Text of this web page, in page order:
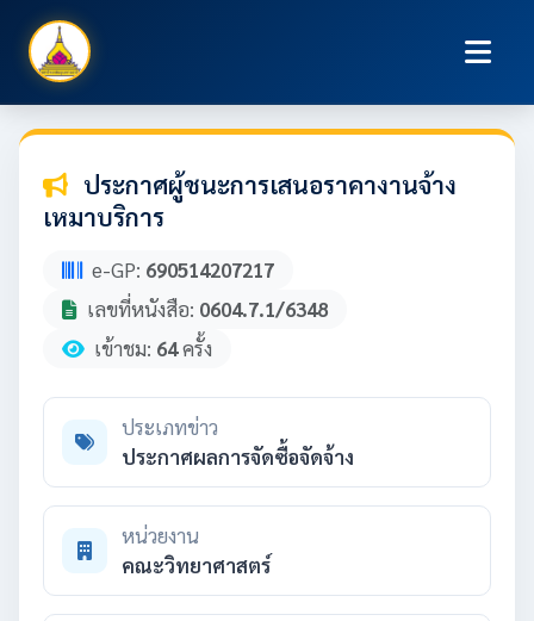
ประกาศผู้ชนะการเสนอราคางานจ้าง
เหมาบริการ
e-GP: 690514207217
เลขที่หนังสือ: 0604.7.1/6348
เข้าชม: 64ครั้ง
ประเภทข่าว
ประกาศผลการจัดซื้อจัดจ้าง
หน่วยงาน
คณะวิทยาศาสตร์